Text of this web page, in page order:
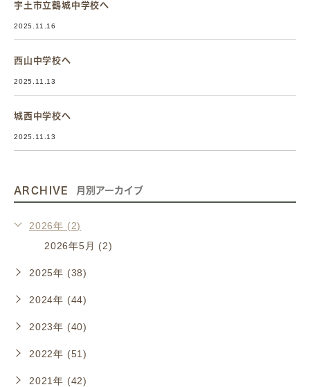
宇土市立鶴城中学校へ
2025.11.16
西山中学校へ
2025.11.13
城西中学校へ
2025.11.13
ARCHIVE 月別アーカイブ
2026年 (2)
2026年5月 (2)
2025年 (38)
2024年 (44)
2023年 (40)
2022年 (51)
2021年 (42)